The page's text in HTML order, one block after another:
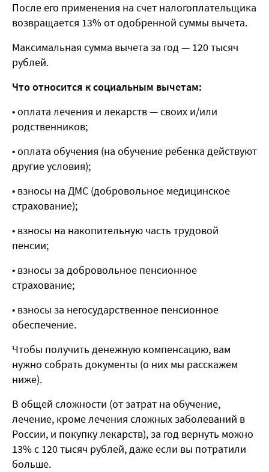
После его применения на счет налогоплательщика
возвращается 13% от одобренной суммы вычета.
Максимальная сумма вычета за год — 120 тысяч
рублей.
Что относится к социальным вычетам:
• оплата лечения и лекарств — своих и/или
родственников;
• оплата обучения (на обучение ребенка действуют
другие условия);
• взносы на ДМС (добровольное медицинское
страхование);
• взносы на накопительную часть трудовой
пенсии;
• взносы за добровольное пенсионное
страхование;
• взносы за негосударственное пенсионное
обеспечение.
Чтобы получить денежную компенсацию, вам
нужно собрать документы (о них мы расскажем
ниже).
В общей сложности (от затрат на обучение,
лечение, кроме лечения сложных заболеваний в
России, и покупку лекарств), за год вернуть можно
13% с 120 тысяч рублей, даже если вы потратили
больше.